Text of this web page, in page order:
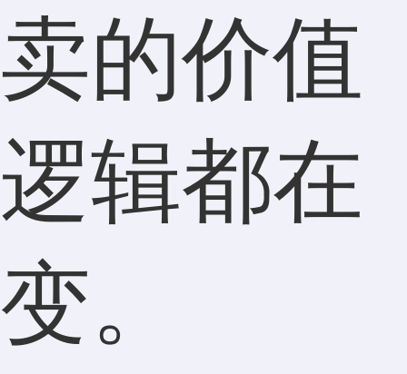
卖的价值
逻辑都在
变。